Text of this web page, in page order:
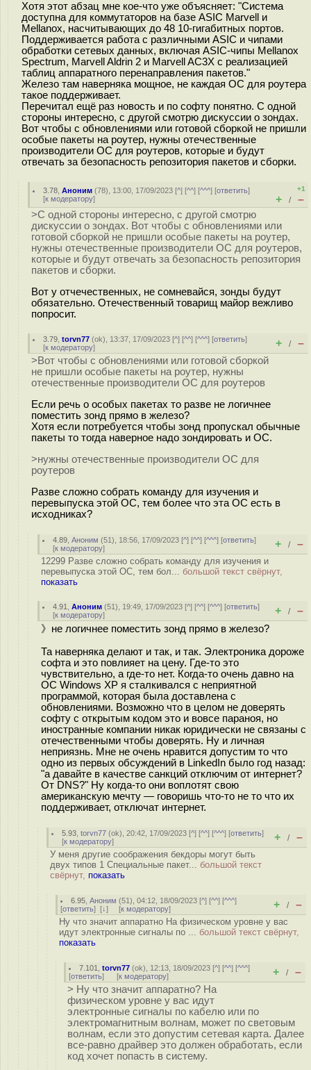
Хотя этот абзац мне кое-что уже объясняет: "Система
доступна для коммутаторов на базе ASIC Marvell и
Mellanox, насчитывающих до 48 10-гигабитных портов.
Поддерживается работа с различными ASIC и чипами
обработки сетевых данных, включая ASIC-чипы Mellanox
Spectrum, Marvell Aldrin 2 и Marvell AC3X с реализацией
таблиц аппаратного перенаправления пакетов."
Железо там наверняка мощное, не каждая ОС для роутера
такое поддерживает.
Перечитал ещё раз новость и по софту понятно. С одной
стороны интересно, с другой смотрю дискуссии о зондах.
Вот чтобы с обновлениями или готовой сборкой не пришли
особые пакеты на роутер, нужны отечественные
производители ОС для роутеров, которые и будут
отвечать за безопасность репозитория пакетов и сборки.
3.78 ,Аноним (78), 13:00, 17/09/2023 [^] [^^] [^^^] [ответить]
[к модератору]
+1
+ / –
>С одной стороны интересно, с другой смотрю
дискуссии о зондах. Вот чтобы с обновлениями или
готовой сборкой не пришли особые пакеты на роутер,
нужны отечественные производители ОС для роутеров,
которые и будут отвечать за безопасность репозитория
пакетов и сборки.
Вот у отчечественных, не сомневайся, зонды будут
обязательно. Отечественный товарищ майор вежливо
попросит.
3.79 ,torvn77 (ok), 13:37, 17/09/2023 [^] [^^] [^^^] [ответить]
[к модератору] + / –
>Вот чтобы с обновлениями или готовой сборкой
не пришли особые пакеты на роутер, нужны
отечественные производители ОС для роутеров
Если речь о особых пакетах то разве не логичнее
поместить зонд прямо в железо?
Хотя если потребуется чтобы зонд пропускал обычные
пакеты то тогда наверное надо зондировать и ОС.
>нужны отечественные производители ОС для
роутеров
Разве сложно собрать команду для изучения и
перевыпуска этой ОС, тем более что эта ОС есть в
исходниках?
4.89 ,Аноним (51), 18:56, 17/09/2023 [^] [^^] [^^^] [ответить]
[к модератору] + / –
12299 Разве сложно собрать команду для изучения и
перевыпуска этой ОС, тем бол... большой текст свёрнут,
показать
4.91 ,Аноним (51), 19:49, 17/09/2023 [^] [^^] [^^^] [ответить]
[к модератору] + / –
》не логичнее поместить зонд прямо в железо?
Та наверняка делают и так, и так. Электроника дороже
софта и это повлияет на цену. Где-то это
чувствительно, а где-то нет. Когда-то очень давно на
ОС Windows XP я сталкивался с неприятной
программой, которая была доставлена с
обновлениями. Возможно что в целом не доверять
софту с открытым кодом это и вовсе параноя, но
иностранные компании никак юридически не связаны с
отечественными чтобы доверять. Ну и личная
неприязнь. Мне не очень нравится допустим то что
одно из первых обсуждений в LinkedIn было год назад:
"а давайте в качестве санкций отключим от интернет?
От DNS?" Ну когда-то они воплотят свою
американскую мечту — говоришь что-то не то что их
поддерживает, отключат интернет.
5.93 ,torvn77 (ok), 20:42, 17/09/2023 [^] [^^] [^^^] [ответить]
[к модератору] + / –
У меня другие соображения бекдоры могут быть
двух типов 1 Специальные пакет... большой текст
свёрнут, показать
6.95 ,Аноним (51), 04:12, 18/09/2023 [^] [^^] [^^^]
[ответить] [↓] [к модератору] + / –
Ну что значит аппаратно На физическом уровне у вас
идут электронные сигналы по ... большой текст свёрнут,
показать
7.101 ,torvn77 (ok), 12:13, 18/09/2023 [^] [^^] [^^^]
[ответить] [к модератору] + / –
> Ну что значит аппаратно? На
физическом уровне у вас идут
электронные сигналы по кабелю или по
электромагнитным волнам, может по световым
волнам, если это допустим сетевая карта. Далее
все-равно драйвер это должен обработать, если
код хочет попасть в систему.